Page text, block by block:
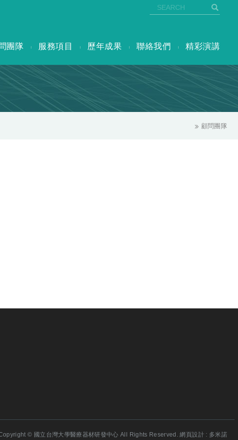
團隊 服務項目 歷年成果 聯絡我們 精彩演講
顧問團隊
© 國立台灣大學醫療器材研發中心 All Rights Reserved. 網頁設計: 多米諾